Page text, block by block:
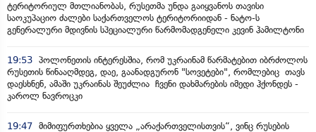
ტერიტორიულ მთლიანობას, რუსეთმა უნდა გაიყვანოს თავისი
საოკუპაციო ძალები საქართველოს ტერიტორიიდან - ნატო-ს
გენერალური მდივნის სპეციალური წარმომადგენელი კევინ ჰამილტონი
19:53 პოლონეთის ინტერესშია, რომ უკრაინამ წარმატებით იბრძოლოს
რუსეთის წინააღმდეგ, დაე, გაანადგურონ "სოვეტები", რომლებიც თავს
დაესხნენ, ამაში უკრაინას შეუძლია ჩვენი დახმარების იმედი ჰქონდეს -
კაროლ ნავროცკი
19:47 მიმიფურთხებია ყველა „არაქართველისთვის“, ვინც რუსების